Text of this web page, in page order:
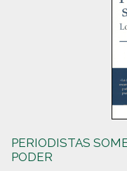
PERIODISTAS
PODER